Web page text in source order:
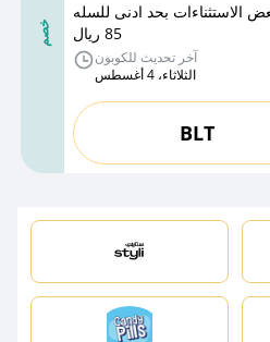
خصم
الاستثناءات بحد ادنى للسله
85 ريال
آخر تحديث للكوبون
الثلاثاء، 4 أغسطس
BLT